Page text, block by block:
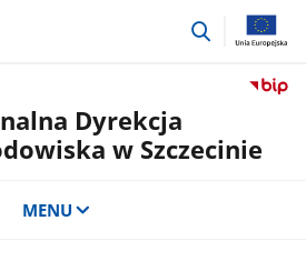
przejdź
Dyrekcja
w Szczecinie
MENU